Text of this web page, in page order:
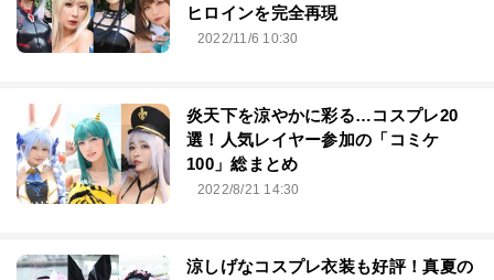
ヒロインを完全再現
2022/11/6 10:30
炎天下を涼やかに彩る…コスプレ20
選！人気レイヤー参加の「コミケ
100」総まとめ
2022/8/21 14:30
涼しげなコスプレ衣装も好評！真夏の